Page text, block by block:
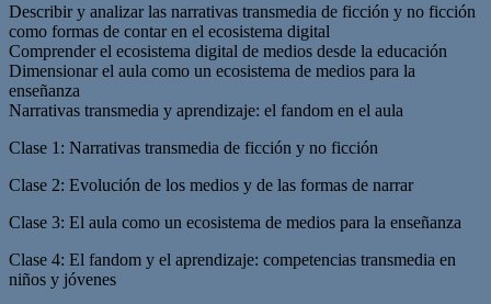
Describir y analizar las narrativas transmedia de ficción y no ficción
como formas de contar en el ecosistema digital
Comprender el ecosistema digital de medios desde la educación
Dimensionar el aula como un ecosistema de medios para la
enseñanza
Narrativas transmedia y aprendizaje: el fandom en el aula
Clase 1: Narrativas transmedia de ficción y no ficción
Clase 2: Evolución de los medios y de las formas de narrar
Clase 3: El aula como un ecosistema de medios para la enseñanza
Clase 4: El fandom y el aprendizaje: competencias transmedia en
niños y jóvenes